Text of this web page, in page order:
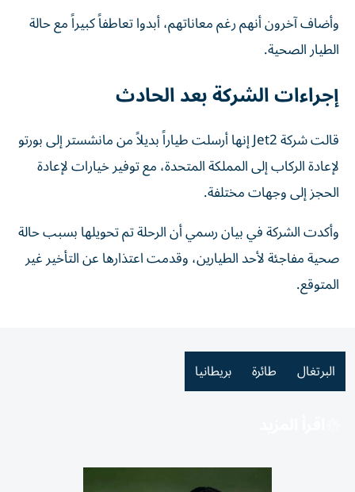
وأضاف آخرون أنهم رغم معاناتهم، أبدوا تعاطفاً كبيراً مع حالة
الطيار الصحية.
إجراءات الشركة بعد الحادث
قالت شركة Jet2 إنها أرسلت طياراً بديلاً من مانشستر إلى بورتو
لإعادة الركاب إلى المملكة المتحدة، مع توفير خيارات لإعادة
الحجز إلى وجهات مختلفة.
وأكدت الشركة في بيان رسمي أن الرحلة تم تحويلها بسبب حالة
صحية مفاجئة لأحد الطيارين، وقدمت اعتذارها عن التأخير غير
المتوقع.
البرتغال طائرة بريطانيا